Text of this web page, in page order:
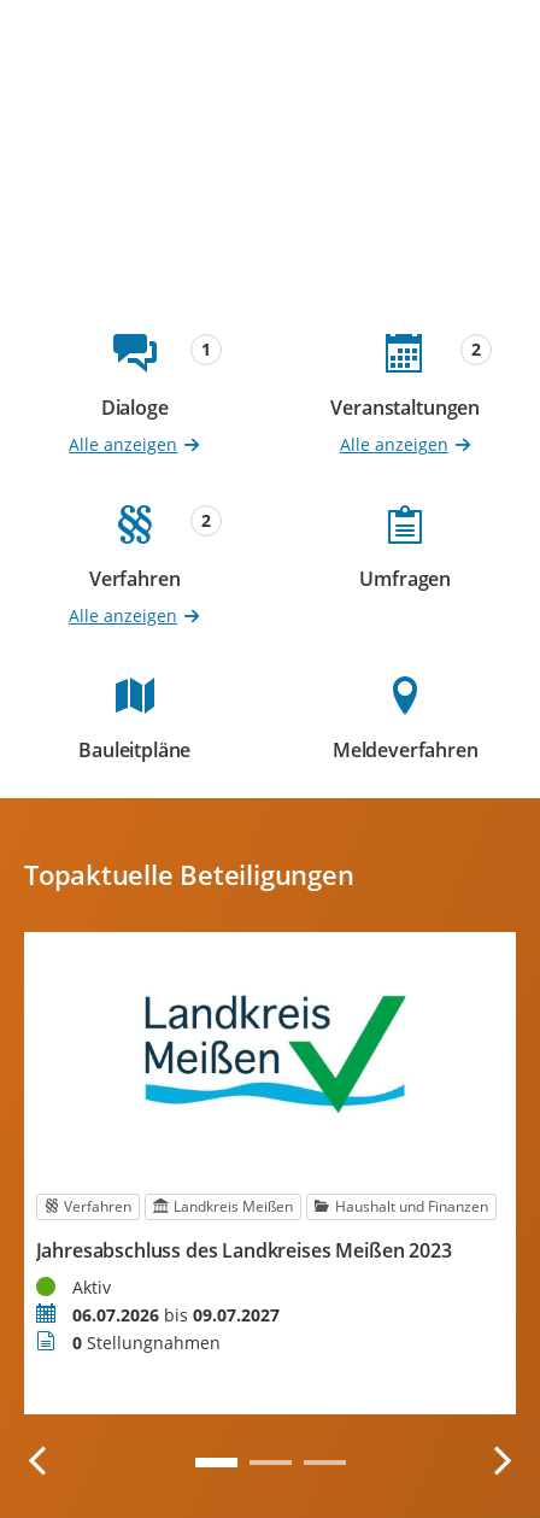
Beteiligungsformate
Dialoge
1
Beteiligungen
Alle anzeigen
Veranstaltungen
2
Beteiligungen
Alle anzeigen
Verfahren
2
Beteiligungen
Alle anzeigen
Umfragen
Bauleitpläne Meldeverfahren
Topaktuelle Beteiligungen
Verfahren Landkreis Meißen Haushalt und Finanzen
Jahresabschluss des Landkreises Meißen 2023
StatusAktiv
Zeitraum06.07.2026bis 09.07.2027
Stellungnahmen
0Stellungnahmen